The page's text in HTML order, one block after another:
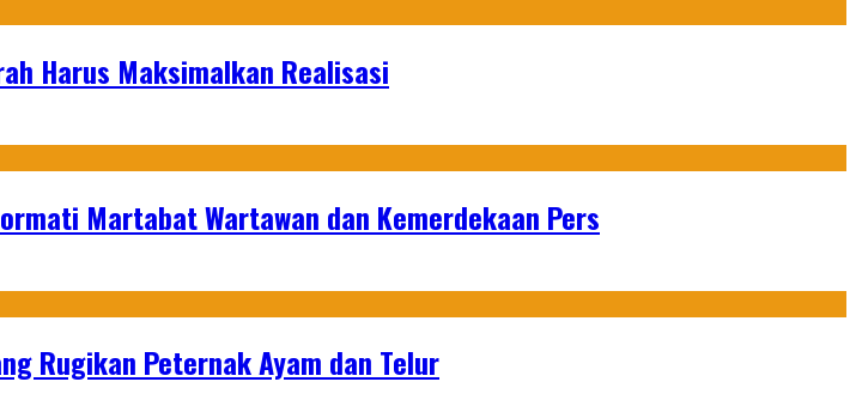
Harus Maksimalkan Realisasi
Martabat Wartawan dan Kemerdekaan Pers
Rugikan Peternak Ayam dan Telur